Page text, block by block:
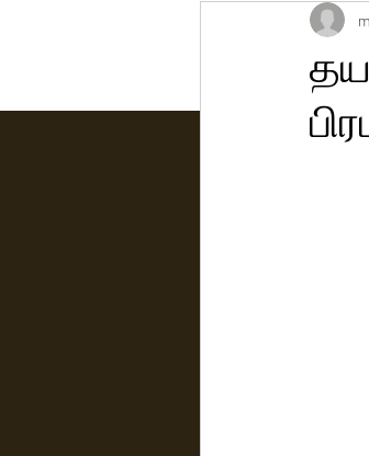
Movies Gallery
Tv news